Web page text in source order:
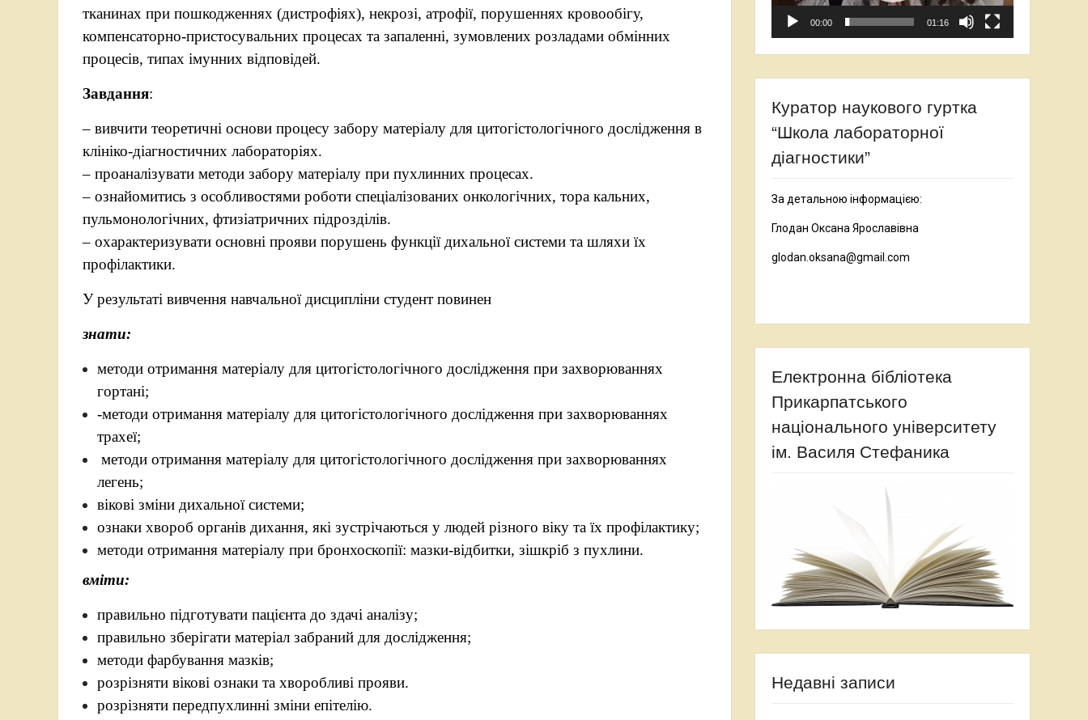
тканинах при пошкодженнях (дистрофіях), некрозі, атрофії, порушеннях кровообігу,
компенсаторно-пристосувальних процесах та запаленні, зумовлених розладами обмінних
процесів, типах імунних відповідей.
Завдання:
– вивчити теоретичні основи процесу забору матеріалу для цитогістологічного дослідження в
клініко-діагностичних лабораторіях.
– проаналізувати методи забору матеріалу при пухлинних процесах.
– ознайомитись з особливостями роботи спеціалізованих онкологічних, тора кальних,
пульмонологічних, фтизіатричних підрозділів.
– охарактеризувати основні прояви порушень функції дихальної системи та шляхи їх
профілактики.
У результаті вивчення навчальної дисципліни студент повинен
знати:
методи отримання матеріалу для цитогістологічного дослідження при захворюваннях
гортані;
-методи отримання матеріалу для цитогістологічного дослідження при захворюваннях
трахеї;
методи отримання матеріалу для цитогістологічного дослідження при захворюваннях
легень;
вікові зміни дихальної системи;
ознаки хвороб органів дихання, які зустрічаються у людей різного віку та їх профілактику;
методи отримання матеріалу при бронхоскопії: мазки-відбитки, зішкріб з пухлини.
вміти:
правильно підготувати пацієнта до здачі аналізу;
правильно зберігати матеріал забраний для дослідження;
методи фарбування мазків;
розрізняти вікові ознаки та хворобливі прояви.
розрізняти передпухлинні зміни епітелію.
00:00 01:16
Куратор наукового гуртка
“Школа лабораторної
діагностики”
За детальною інформацією:
Глодан Оксана Ярославівна
glodan.oksana@gmail.com
Електронна бібліотека
Прикарпатського
національного університету
ім. Василя Стефаника
Недавні записи